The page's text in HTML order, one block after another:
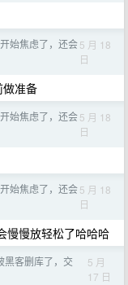
始焦虑了，还会5 月 18
日
准备
始焦虑了，还会5 月 18
日
始焦虑了，还会5 月 18
日
慢慢放轻松了哈哈哈
黑客删库了，交
5 月
17 日